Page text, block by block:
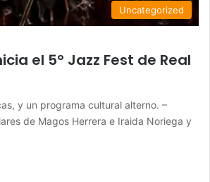
Uncategorized
el 5° Jazz Fest de Real
y un programa cultural alterno. –
de Magos Herrera e Iraida Noriega y